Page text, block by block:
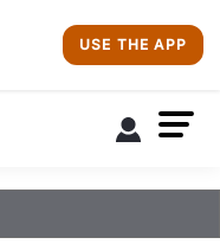
USE THE APP